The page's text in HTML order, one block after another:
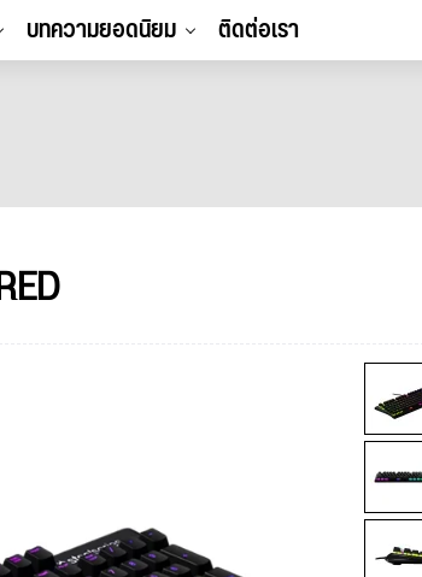
บทความยอดนิยม ติดต่อเรา